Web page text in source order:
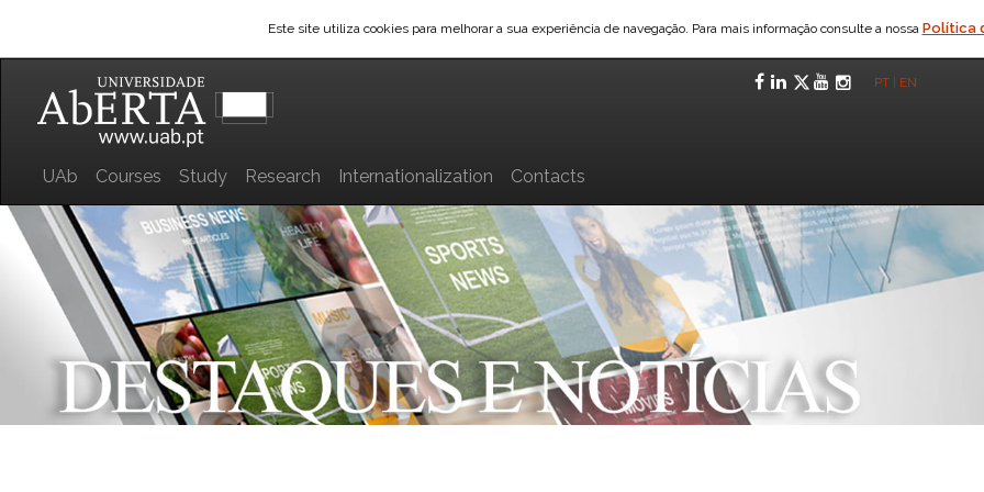
Este site utiliza cookies para melhorar a sua experiência de navegação. Para mais informação consulte a nossa Política
Facebook
LinkedIn
Twitter
YouTube
PT EN
UAb Courses Study Research Internationalization Contacts